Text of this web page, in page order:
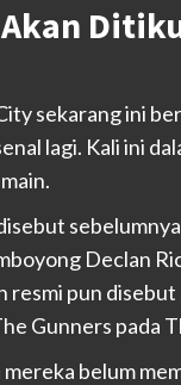
sekarang ini
lagi. Kali ini
Declan
resmi pun disebut
Gunners pada
mereka belum